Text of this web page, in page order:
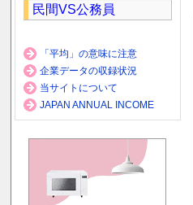
民間VS公務員
「平均」の意味に注意
企業データの収録状況
当サイトについて
JAPAN ANNUAL INCOME